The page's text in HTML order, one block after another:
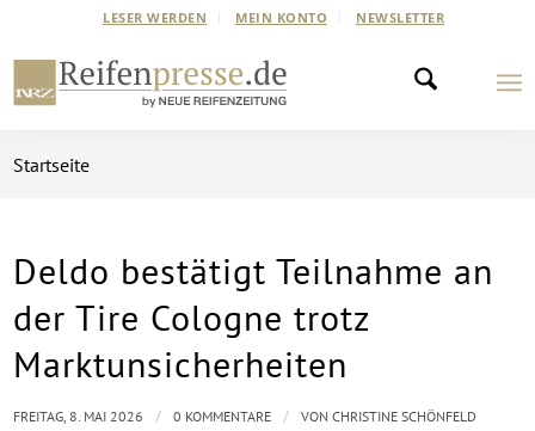
LESER WERDEN MEIN KONTO NEWSLETTER
Startseite
Deldo bestätigt Teilnahme an
der Tire Cologne trotz
Marktunsicherheiten
FREITAG, 8. MAI 2026 / 0 KOMMENTARE / VONCHRISTINE SCHÖNFELD